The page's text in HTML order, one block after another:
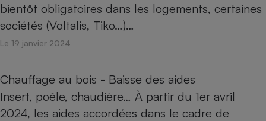
bientôt obligatoires dans les logements, certaines
sociétés (Voltalis, Tiko…)…
Le 19 janvier 2024
Chauffage au bois - Baisse des aides
Insert, poêle, chaudière… À partir du 1er avril
2024, les aides accordées dans le cadre de